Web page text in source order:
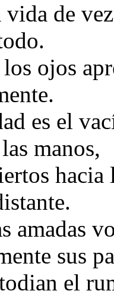
de
ojos
es el
manos,
amadas
sus
el